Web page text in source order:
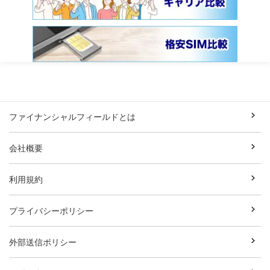
ファイナンシャルフィールドとは
会社概要
利用規約
プライバシーポリシー
外部送信ポリシー